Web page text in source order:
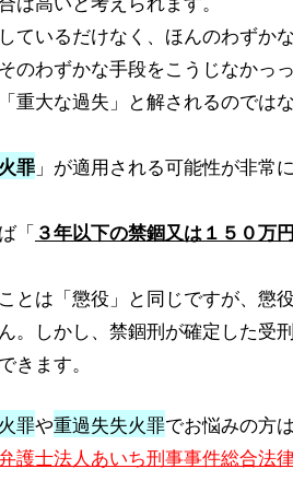
ているだけなく、ほんのわずか
のわずかな手段をこうじなかっ
重大な過失」と解されるのでは
罪 」が適用される可能性が非常
「 ３年以下の禁錮又は１５０万
ことは「懲役」と同じですが、懲
。しかし、禁錮刑が確定した受
きます。
罪や重過失失火罪でお悩みの方
護士法人あいち刑事事件総合法